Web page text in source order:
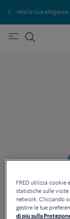
quest'estate con la
FRED utilizza
statistiche sulle
network. Cliccando
gestire le tue
di più sulla